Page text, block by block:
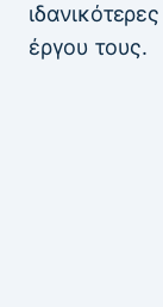
έργου τους.